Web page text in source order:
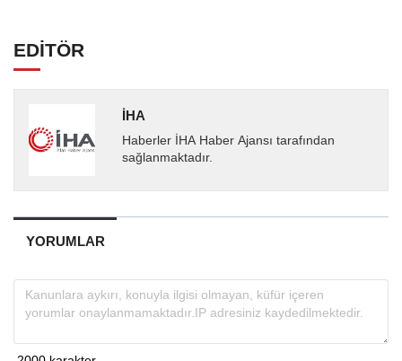
EDİTÖR
İHA
Haberler İHA Haber Ajansı tarafından
sağlanmaktadır.
YORUMLAR